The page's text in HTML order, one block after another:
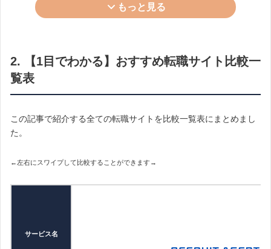
望度が高い旨アドバイザーに伝えたところ、先方も前向きに検討中
は条件面談を置いてもらえないか交渉してほしいと依頼しました。
担当アドバイザーは諸々慎重にしたほうがいいと念押ししつつ意向
場」という位置づけもしっかり先方企業に共有されており、トント
難点としては、私を担当してくれたアドバイザーの方と企業側への
◆サイトが使いやすい・わかりやすい
◆自己分析ツールが便利
『リクナビNEXT』は、求人サイトとしてのWebサイトそのもの
評価：★★★★☆4
いくつか転職サイトを使ってみて、サイトによっては画面がごちゃ
もっと見る
2. 【1目でわかる】おすすめ転職サイト比較一
覧表
この記事で紹介する全ての転職サイトを比較一覧表にまとめまし
た。
←左右にスワイプして比較することができます→
サービス名